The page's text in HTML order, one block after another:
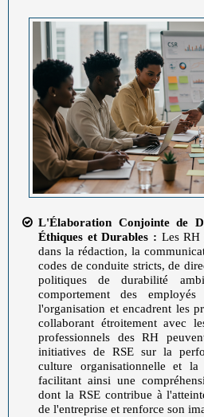
L'Élaboration Conjointe de
Éthiques et Durables : Les RH
dans la rédaction, la
codes de conduite stricts, de
politiques de durabilité
comportement des
l'organisation et encadrent les
collaborant étroitement avec
professionnels des RH
initiatives de RSE sur la
culture organisationnelle et la
facilitant ainsi une
dont la RSE contribue à
de l'entreprise et renforce son